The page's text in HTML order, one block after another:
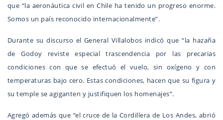
que “la aeronáutica civil en Chile ha tenido un progreso enorme.
Somos un país reconocido internacionalmente”.
Durante su discurso el General Villalobos indicó que “la hazaña
de Godoy reviste especial trascendencia por las precarias
condiciones con que se efectuó el vuelo, sin oxígeno y con
temperaturas bajo cero. Estas condiciones, hacen que su figura y
su temple se agiganten y justifiquen los homenajes”.
Agregó además que “el cruce de la Cordillera de Los Andes, abrió